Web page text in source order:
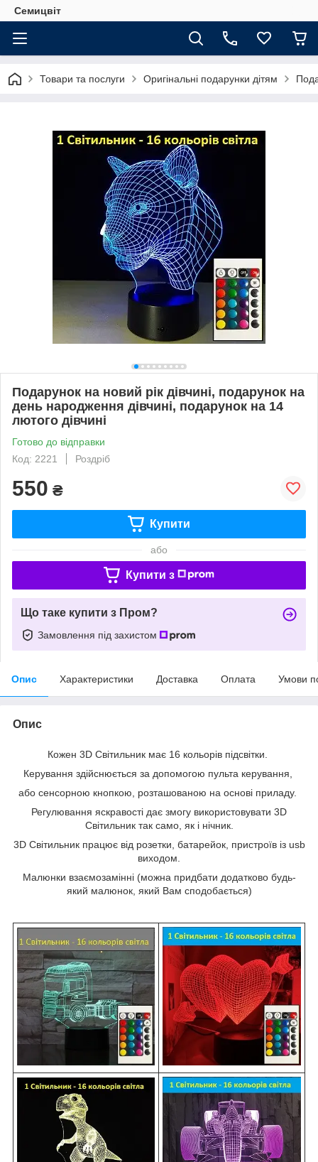
Семицвіт
Товари та послуги Оригінальні подарунки дітям
Подарунок на новий рік дівчині, подарунок на
день народження дівчині, подарунок на 14
лютого дівчині
Готово до відправки
Код: 2221
Роздріб
550 ₴
Купити
або
Купити з
Що таке купити з Пром?
Замовлення під захистом
Опис Характеристики Доставка Оплата Умови
Опис
Кожен 3D Світильник має 16 кольорів підсвітки.
Керування здійснюється за допомогою пульта керування,
або сенсорною кнопкою, розташованою на основі приладу.
Регулювання яскравості дає змогу використовувати 3D
Світильник так само, як і нічник.
3D Світильник працює від розетки, батарейок, пристроїв із usb
виходом.
Малюнки взаємозамінні (можна придбати додатково будь-
який малюнок, який Вам сподобається)